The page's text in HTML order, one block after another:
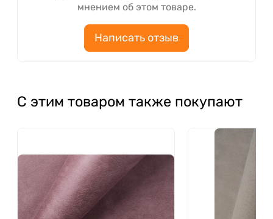
мнением об этом товаре.
Написать отзыв
С этим товаром также покупают